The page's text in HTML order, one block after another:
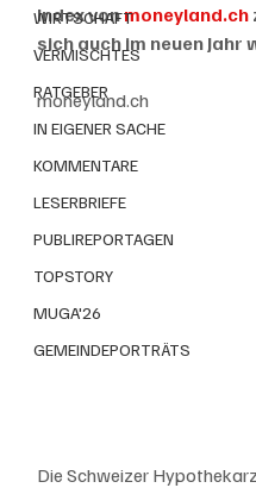
WIRTSCHAFT
VERMISCHTES
RATGEBER
IN EIGENER SACHE
KOMMENTARE
LESERBRIEFE
PUBLIREPORTAGEN
TOPSTORY
MUGA'26
GEMEINDEPORTRÄTS
Index von moneyland.ch
sich auch im neuen
moneyland.ch
Die Schweizer